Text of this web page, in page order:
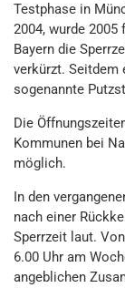
Testphase in
2004, wurde 2005
Bayern die
verkürzt. Seitdem
sogenannte
Die
Kommunen bei
möglich.
In den
nach einer
Sperrzeit laut.
6.00 Uhr am
angeblichen